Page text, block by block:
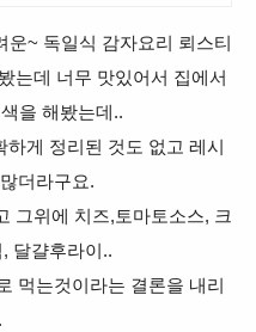
~ 독일식 감자요리 뢰스티
는데 너무 맛있어서 집에서
을 해봤는데..
하게 정리된 것도 없고 레시
더라구요.
그위에 치즈,토마토소스, 크
달걀후라이..
먹는것이라는 결론을 내리